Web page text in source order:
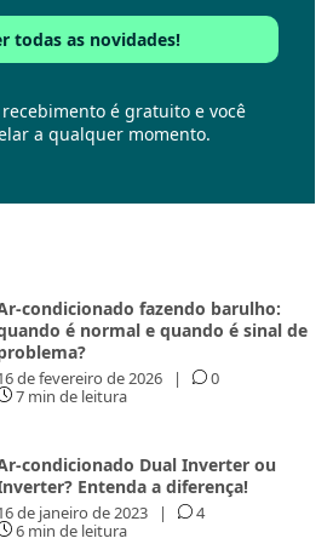
é gratuito e você
a qualquer momento.
condicionado fazendo barulho:
é normal e quando é sinal de
de fevereiro de 2026 |
0
7 min de leitura
condicionado Dual Inverter ou
Entenda a diferença!
de janeiro de 2023 |
4
6 min de leitura